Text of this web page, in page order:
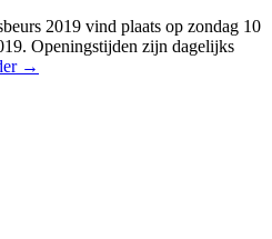
2019 vind plaats op zondag 10
Openingstijden zijn dagelijks
→